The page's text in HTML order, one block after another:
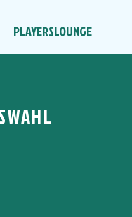
PLAYERSLOUNGE